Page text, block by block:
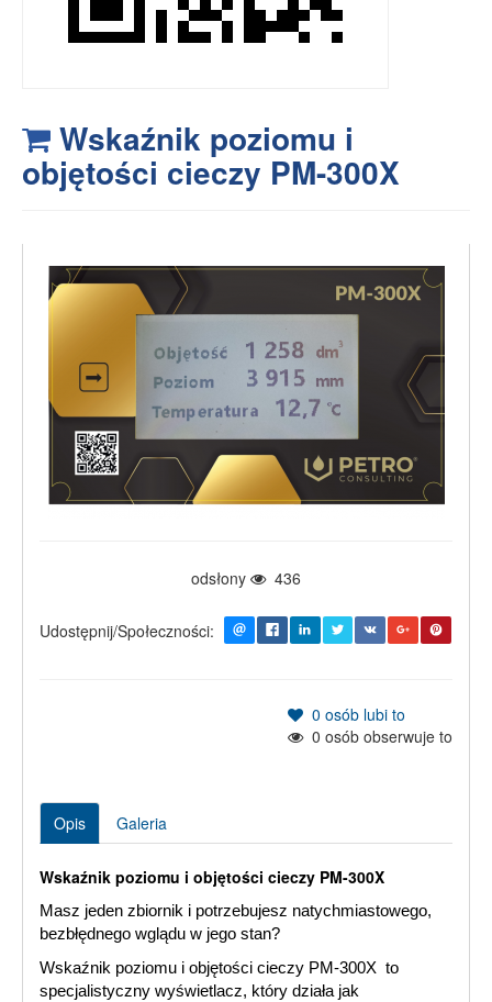
Wskaźnik poziomu i
objętości cieczy PM-300X
odsłony 436
Udostępnij/Społeczności:
0 osób lubi to
0 osób obserwuje to
Opis Galeria
Wskaźnik poziomu i objętości cieczy PM-300X
Masz jeden zbiornik i potrzebujesz natychmiastowego,
bezbłędnego wglądu w jego stan?
Wskaźnik poziomu i objętości cieczy PM-300X to
specjalistyczny wyświetlacz, który działa jak